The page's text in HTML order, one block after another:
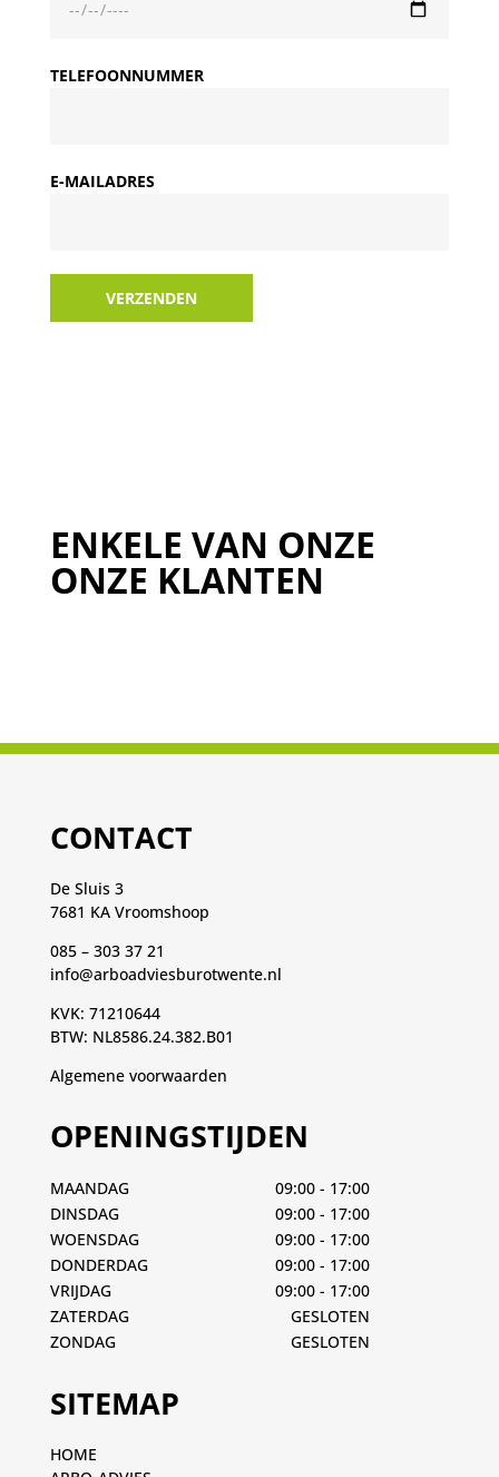
TELEFOONNUMMER
E-MAILADRES
VERZENDEN
ENKELE VAN ONZE
ONZE KLANTEN
CONTACT
De Sluis 3
7681 KA Vroomshoop
085 – 303 37 21
info@arboadviesburotwente.nl
KVK: 71210644
BTW: NL8586.24.382.B01
Algemene voorwaarden
OPENINGSTIJDEN
MAANDAG
09:00 - 17:00
DINSDAG
09:00 - 17:00
WOENSDAG
09:00 - 17:00
DONDERDAG
09:00 - 17:00
VRIJDAG
09:00 - 17:00
ZATERDAG
GESLOTEN
ZONDAG
GESLOTEN
SITEMAP
HOME